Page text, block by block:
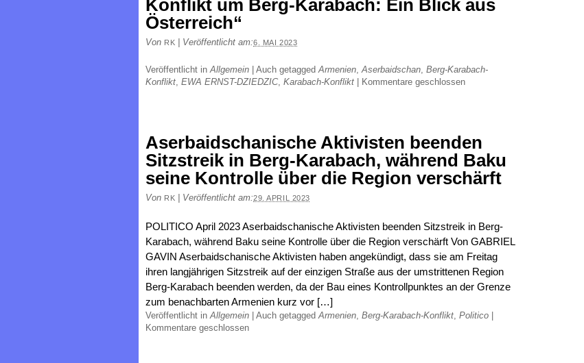
Konflikt um Berg-Karabach: Ein Blick aus
Österreich“
Von RK Veröffentlicht am:6. MAI 2023
Veröffentlicht inAllgemein Auch getaggedArmenien,Aserbaidschan, Berg-Karabach-
Konflikt, EWA ERNST-DZIEDZIC, Karabach-Konflikt Kommentare geschlossen
Aserbaidschanische Aktivisten beenden
Sitzstreik in Berg-Karabach, während Baku
seine Kontrolle über die Region verschärft
Von RK Veröffentlicht am:29. APRIL 2023
POLITICO April 2023 Aserbaidschanische Aktivisten beenden Sitzstreik in Berg-
Karabach, während Baku seine Kontrolle über die Region verschärft Von GABRIEL
GAVIN Aserbaidschanische Aktivisten haben angekündigt, dass sie am Freitag
ihren langjährigen Sitzstreik auf der einzigen Straße aus der umstrittenen Region
Berg-Karabach beenden werden, da der Bau eines Kontrollpunktes an der Grenze
zum benachbarten Armenien kurz vor […]
Veröffentlicht inAllgemein Auch getaggedArmenien, Berg-Karabach-Konflikt, Politico
Kommentare geschlossen